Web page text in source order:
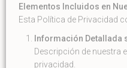
Elementos Incluidos en
Esta Política de Privacidad
Información Detallada
Descripción de nuestra
privacidad.